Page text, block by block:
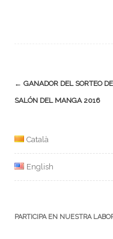
Navegación
de
entrada
← GANADOR DEL SORTEO
SALÓN DEL MANGA 2016
Català
English
PARTICIPA EN NUESTRA